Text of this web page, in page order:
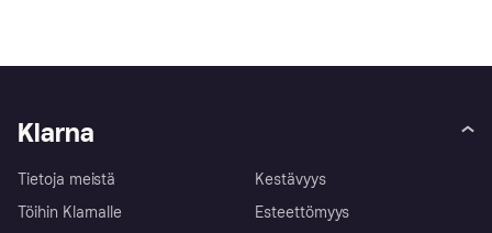
Klarna
Tietoja meistä
Töihin Klarnalle
Kestävyys
Esteettömyys